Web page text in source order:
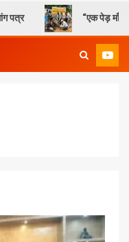
“एक पेड़ माँ के नाम” – सेण्ट